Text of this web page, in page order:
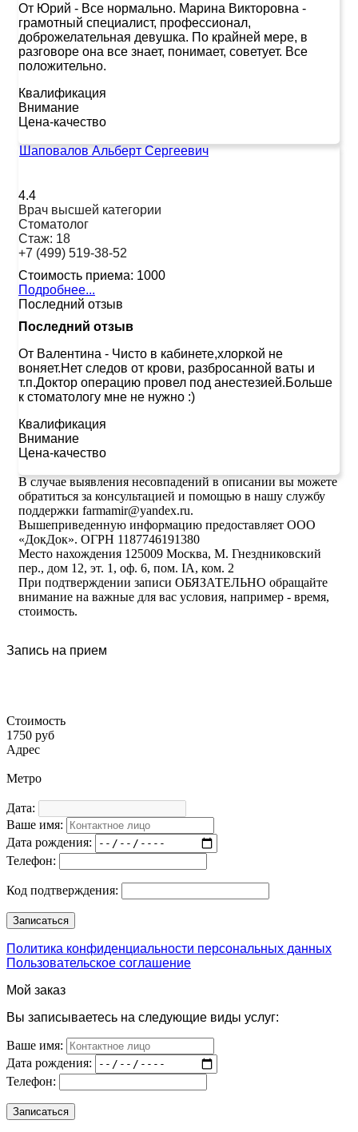
От Юрий - Все нормально. Марина Викторовна -
грамотный специалист, профессионал,
доброжелательная девушка. По крайней мере, в
разговоре она все знает, понимает, советует. Все
положительно.
Квалификация
Внимание
Цена-качество
Шаповалов Альберт Сергеевич
4.4
Врач высшей категории
Стоматолог
Стаж: 18
+7 (499) 519-38-52
Стоимость приема: 1000
Подробнее...
Последний отзыв
Последний отзыв
От Валентина - Чисто в кабинете,хлоркой не
воняет.Нет следов от крови, разбросанной ваты и
т.п.Доктор операцию провел под анестезией.Больше
к стоматологу мне не нужно :)
Квалификация
Внимание
Цена-качество
В случае выявления несовпадений в описании вы можете
обратиться за консультацией и помощью в нашу службу
поддержки farmamir@yandex.ru.
Вышеприведенную информацию предоставляет ООО
«ДокДок». ОГРН 1187746191380
Место нахождения 125009 Москва, М. Гнездниковский
пер., дом 12, эт. 1, оф. 6, пом. IA, ком. 2
При подтверждении записи ОБЯЗАТЕЛЬНО обращайте
внимание на важные для вас условия, например - время,
стоимость.
Запись на прием
Стоимость
1750 руб
Адрес
Метро
Дата:
Ваше имя:
Дата рождения:
Телефон:
Код подтверждения:
Политика конфиденциальности персональных данных
Пользовательское соглашение
Мой заказ
Вы записываетесь на следующие виды услуг:
Ваше имя:
Дата рождения:
Телефон: